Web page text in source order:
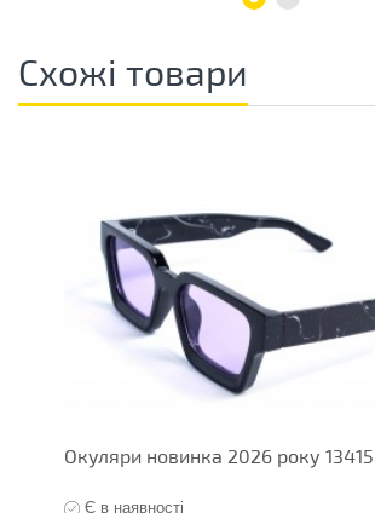
Схожі товари
Окуляри новинка 2026 року 13415
Є в наявності